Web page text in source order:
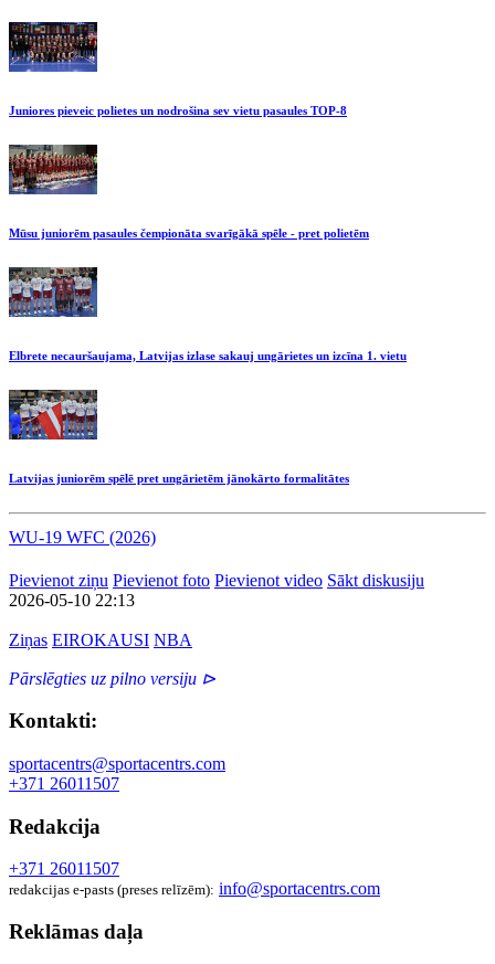
Juniores pieveic polietes un nodrošina sev vietu pasaules TOP-8
Mūsu juniorēm pasaules čempionāta svarīgākā spēle - pret polietēm
Elbrete necauršaujama, Latvijas izlase sakauj ungārietes un izcīna 1. vietu
Latvijas juniorēm spēlē pret ungārietēm jānokārto formalitātes
WU-19 WFC (2026)
Pievienot ziņu Pievienot foto Pievienot video Sākt diskusiju
2026-05-10 22:13
Ziņas EIROKAUSI NBA
Pārslēgties uz pilno versiju ⊳
Kontakti:
sportacentrs@sportacentrs.com
+371 26011507
Redakcija
+371 26011507
redakcijas e-pasts (preses relīzēm): info@sportacentrs.com
Reklāmas daļa